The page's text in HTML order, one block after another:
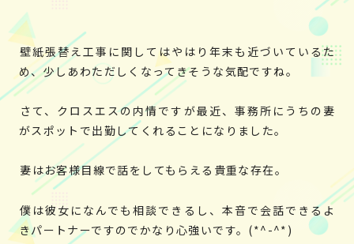
壁紙張替え工事に関してはやはり年末も近づいているた
め、少しあわただしくなってきそうな気配ですね。
さて、クロスエスの内情ですが最近、事務所にうちの妻
がスポットで出勤してくれることになりました。
妻はお客様目線で話をしてもらえる貴重な存在。
僕は彼女になんでも相談できるし、本音で会話できるよ
きパートナーですのでかなり心強いです。(*^-^*)